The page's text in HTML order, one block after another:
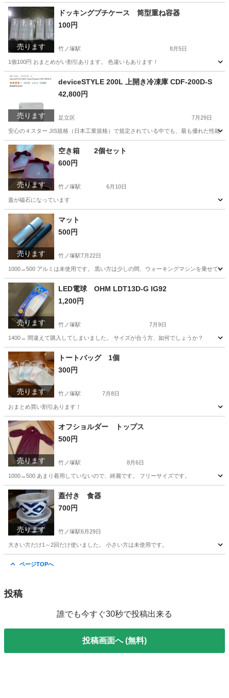
東京 足立区 ヘアケア リンスインシャンプー
売ります
ドッキングプチケース 筒型重ね容器
100円
竹ノ塚駅 8月5日
1個100円 おまとめがい割引あります。 色違いもあります！
東京 足立区 容器
売ります
deviceSTYLE 200L 上開き冷凍庫 CDF-200D-S
42,800円
足立区 7月29日
安心の４スター JIS規格（日本工業規格）で規定されている中でも、最も優れた性能
東京 足立区 キッチン家電
売ります
空き箱 2個セット
600円
竹ノ塚駅 6月10日
蓋が磁石になっています
東京 足立区 竹ノ塚駅
売ります
マット
500円
竹ノ塚駅7月22日
1000→500 アルミは未使用です。 黒い方は少しの間、ウォーキングマシンを乗せてい
東京 足立区 竹ノ塚駅
売ります
LED電球 OHM LDT13D-G IG92
1,200円
竹ノ塚駅 7月9日
1400→ 間違えて購入してしまいました。 サイズが合う方、如何でしょうか？
東京 足立区 竹ノ塚駅 ヘアケア
売ります
トートバッグ 1個
300円
竹ノ塚駅 7月8日
おまとめ買い割引あります！
東京 足立区 バッグ
売ります
オフショルダー トップス
500円
竹ノ塚駅 8月6日
1000→500 あまり着用していないので、綺麗です。 フリーサイズです。
東京 足立区 竹ノ塚駅 トレーナー
売ります
蓋付き 食器
700円
竹ノ塚駅6月29日
大きい方だけ1～2回だけ使いました。 小さい方は未使用です。
ページTOPへ
投稿
誰でも今すぐ30秒で投稿出来る
投稿画面へ (無料)